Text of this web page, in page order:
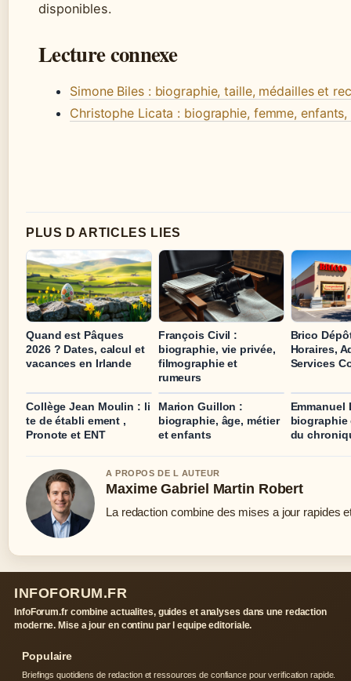
disponibles.
Lecture connexe
Simone Biles : biographie, taille, médailles et
Christophe Licata : biographie, femme,
PLUS D ARTICLES LIES
Quand est Pâques
2026 ? Dates, calcul et
vacances en Irlande
François Civil :
biographie, vie privée,
filmographie et
rumeurs
Brico
Horaires,
Services
Collège Jean Moulin : li
te de établi ement ,
Pronote et ENT
Marion Guillon :
biographie, âge, métier
et enfants
Emmanuel
biographie
du
A PROPOS DE L AUTEUR
Maxime Gabriel Martin Robert
La redaction combine des mises a jour rapides
INFOFORUM.FR
InfoForum.fr combine actualites, guides et analyses dans une redaction
moderne. Mise a jour en continu par l equipe editoriale.
Populaire
Briefings quotidiens de redaction et ressources de confiance pour verification rapide.